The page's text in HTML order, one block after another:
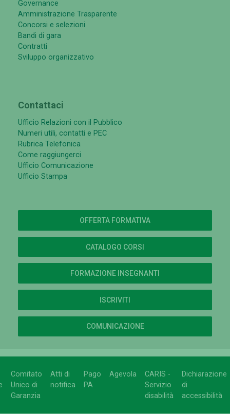
Governance
Amministrazione Trasparente
Concorsi e selezioni
Bandi di gara
Contratti
Sviluppo organizzativo
Contattaci
Ufficio Relazioni con il Pubblico
Numeri utili, contatti e PEC
Rubrica Telefonica
Come raggiungerci
Ufficio Comunicazione
Ufficio Stampa
OFFERTA FORMATIVA
CATALOGO CORSI
FORMAZIONE INSEGNANTI
ISCRIVITI
COMUNICAZIONE
Comitato
Unico di
Garanzia
Atti di
notifica
Pago
PA
Agevola
CARIS -
Servizio
disabilità
Dichiarazione
di
accessibilità